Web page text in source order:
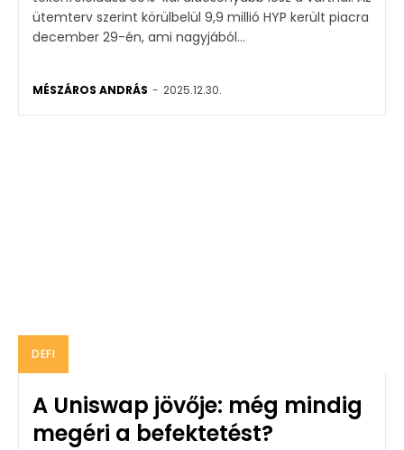
ütemterv szerint körülbelül 9,9 millió HYP került piacra
december 29-én, ami nagyjából...
MÉSZÁROS ANDRÁS - 2025.12.30.
DEFI
A Uniswap jövője: még mindig
megéri a befektetést?